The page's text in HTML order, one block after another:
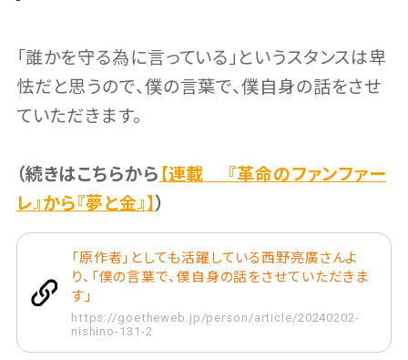
「誰かを守る為に言っている」というスタンスは卑
怯だと思うので、僕の言葉で、僕自身の話をさせ
ていただきます。
（続きはこちらから 【連載 『革命のファンファー
レ』から『夢と金』】 ）
「原作者」としても活躍している西野亮廣さんよ
り、「僕の言葉で、僕自身の話をさせていただきま
す」
https://goetheweb.jp/person/article/20240202-
nishino-131-2